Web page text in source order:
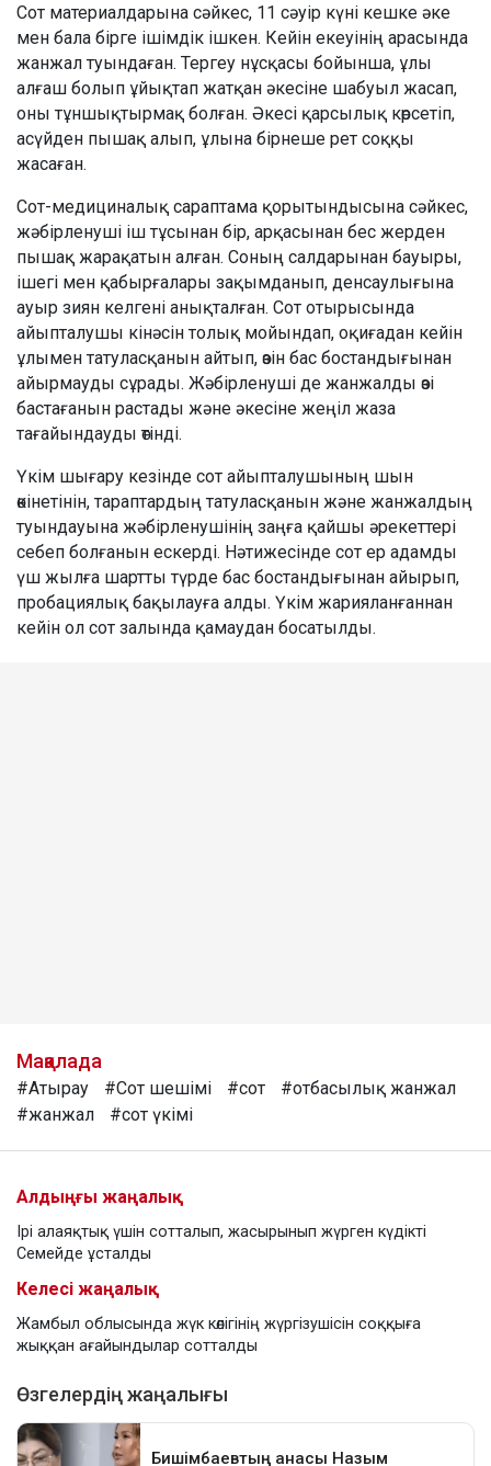
Сот материалдарына сәйкес, 11 сәуір күні кешке әке
мен бала бірге ішімдік ішкен. Кейін екеуінің арасында
жанжал туындаған. Тергеу нұсқасы бойынша, ұлы
алғаш болып ұйықтап жатқан әкесіне шабуыл жасап,
оны тұншықтырмақ болған. Әкесі қарсылық көрсетіп,
асүйден пышақ алып, ұлына бірнеше рет соққы
жасаған.
Сот-медициналық сараптама қорытындысына сәйкес,
жәбірленуші іш тұсынан бір, арқасынан бес жерден
пышақ жарақатын алған. Соның салдарынан бауыры,
ішегі мен қабырғалары зақымданып, денсаулығына
ауыр зиян келгені анықталған. Сот отырысында
айыпталушы кінәсін толық мойындап, оқиғадан кейін
ұлымен татуласқанын айтып, өзін бас бостандығынан
айырмауды сұрады. Жәбірленуші де жанжалды өзі
бастағанын растады және әкесіне жеңіл жаза
тағайындауды өтінді.
Үкім шығару кезінде сот айыпталушының шын
өкінетінін, тараптардың татуласқанын және жанжалдың
туындауына жәбірленушінің заңға қайшы әрекеттері
себеп болғанын ескерді. Нәтижесінде сот ер адамды
үш жылға шартты түрде бас бостандығынан айырып,
пробациялық бақылауға алды. Үкім жарияланғаннан
кейін ол сот залында қамаудан босатылды.
Мақалада
#Атырау #Сот шешімі #сот
#отбасылық жанжал
#жанжал
#сот үкімі
Алдыңғы жаңалық
Ірі алаяқтық үшін сотталып, жасырынып жүрген күдікті
Семейде ұсталды
Келесі жаңалық
Жамбыл облысында жүк көлігінің жүргізушісін соққыға
жыққан ағайындылар сотталды